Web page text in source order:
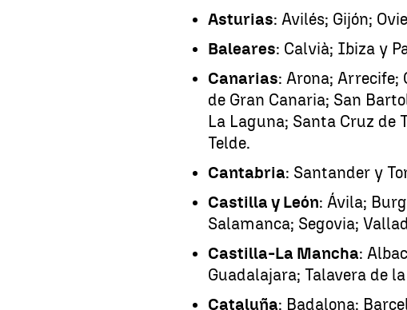
Asturias: Avilés; Gijón;
Baleares: Calvià; Ibiza y
Canarias: Arona; Arrecife;
de Gran Canaria; San
La Laguna; Santa Cruz de
Telde.
Cantabria: Santander y
Castilla y León: Ávila;
Salamanca; Segovia;
Castilla-La Mancha:
Guadalajara; Talavera de
Cataluña: Badalona;